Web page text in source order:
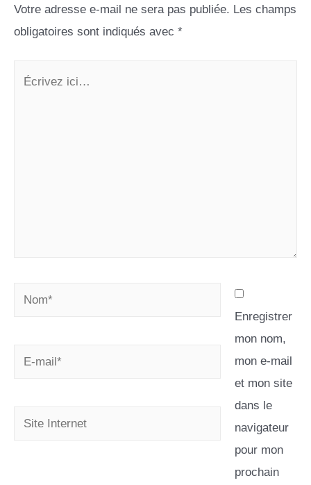
Votre adresse e-mail ne sera pas publiée. Les champs
obligatoires sont indiqués avec *
Enregistrer
mon nom,
mon e-mail
et mon site
dans le
navigateur
pour mon
prochain